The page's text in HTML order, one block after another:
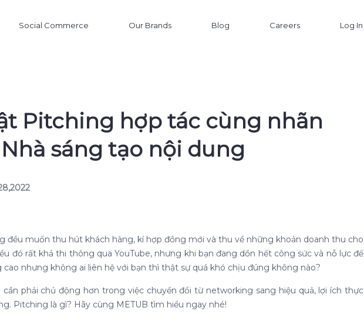
Social Commerce Our Brands Blog Careers Log In
Pitching hợp tác cùng nhãn
sáng tạo nội dung
đều muốn thu hút khách hàng, kí hợp đồng mới và thu về những khoản doanh thu cho
đó rất khả thi thông qua YouTube, nhưng khi bạn đang dồn hết công sức và nỗ lực để
nhưng không ai liên hệ với bạn thì thật sự quá khó chịu đúng không nào?
cần phải chủ động hơn trong việc chuyển đổi từ networking sang hiệu quả, lợi ích thực
Pitching là gì? Hãy cùng METUB tìm hiểu ngay nhé!